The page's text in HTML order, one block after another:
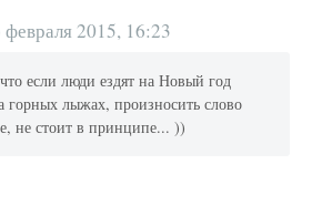
февраля 2015, 16:23
если люди ездят на Новый год
горных лыжах, произносить слово
не стоит в принципе... ))